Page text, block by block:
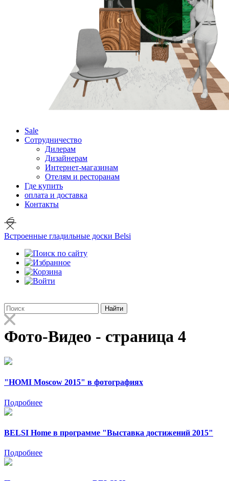
Sale
Сотрудничество
Дилерам
Дизайнерам
Интернет-магазинам
Отелям и ресторанам
Где купить
оплата и доставка
Контакты
Встроенные гладильные доски Belsi
Найти
Фото-Видео - страница 4
"HOMI Moscow 2015" в фотографиях
Подробнее
BELSI Home в программе "Выставка достижений 2015"
Подробнее